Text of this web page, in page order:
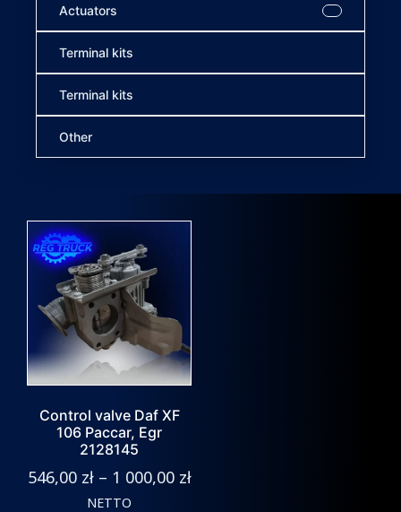
Actuators
Terminal kits
Terminal kits
Other
Control valve Daf XF
106 Paccar, Egr
2128145
546,00 zł – 1 000,00 zł
NETTO